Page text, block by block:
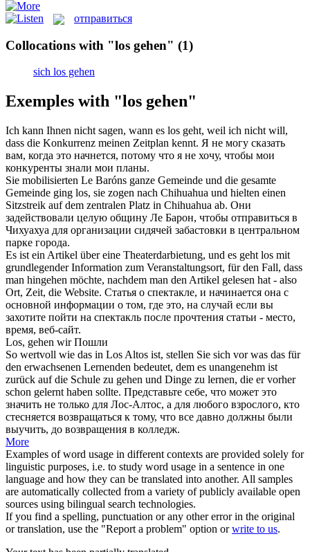
отправиться
Collocations with "los gehen" (1)
sich los gehen
Exemples with "los gehen"
Ich kann Ihnen nicht sagen, wann es los geht, weil ich nicht will,
dass die Konkurrenz meinen Zeitplan kennt. Я не могу сказать
вам, когда это начнется, потому что я не хочу, чтобы мои
конкуренты знали мои планы.
Sie mobilisierten Le Baróns ganze Gemeinde und die gesamte
Gemeinde ging los, sie zogen nach Chihuahua und hielten einen
Sitzstreik auf dem zentralen Platz in Chihuahua ab. Они
задействовали целую общину Ле Барон, чтобы отправиться в
Чихуахуа для организации сидячей забастовки в центральном
парке города.
Es ist ein Artikel über eine Theaterdarbietung, und es geht los mit
grundlegender Information zum Veranstaltungsort, für den Fall, dass
man hingehen möchte, nachdem man den Artikel gelesen hat - also
Ort, Zeit, die Website. Статья о спектакле, и начинается она с
основной информации о том, где это, на случай если вы
захотите пойти на спектакль после прочтения статьи - место,
время, веб-сайт.
Los, gehen wir Пошли
So wertvoll wie das in Los Altos ist, stellen Sie sich vor was das für
den erwachsenen Lernenden bedeutet, dem es unangenehm ist
zurück auf die Schule zu gehen und Dinge zu lernen, die er vorher
schon gelernt haben sollte. Представьте себе, что может это
значить не только для Лос-Алтос, а для любого взрослого, кто
стесняется возвращаться к тому, что все давно должны были
выучить, до возвращения в колледж.
More
Examples of word usage in different contexts are provided solely for
linguistic purposes, i.e. to study word usage in a sentence in one
language and how they can be translated into another. All samples
are automatically collected from a variety of publicly available open
sources using bilingual search technologies.
If you find a spelling, punctuation or any other error in the original
or translation, use the "Report a problem" option orwrite to us.